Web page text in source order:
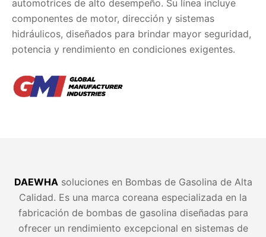
automotrices de alto desempeño. Su línea incluye
componentes de motor, dirección y sistemas
hidráulicos, diseñados para brindar mayor seguridad,
potencia y rendimiento en condiciones exigentes.
DAEWHAsoluciones en Bombas de Gasolina de Alta
Calidad. Es una marca coreana especializada en la
fabricación de bombas de gasolina diseñadas para
ofrecer un rendimiento excepcional en sistemas de